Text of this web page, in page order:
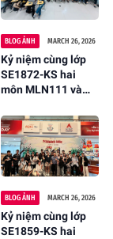
BLOG ẢNH MARCH 26, 2026
Kỷ niệm cùng lớp
SE1872-KS hai
môn MLN111 và
FPTU. HN
BLOG ẢNH MARCH 26, 2026
Kỷ niệm cùng lớp
SE1859-KS hai